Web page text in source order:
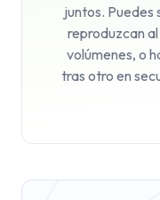
juntos. Puedes
reproduzcan
volúmenes, o
tras otro en